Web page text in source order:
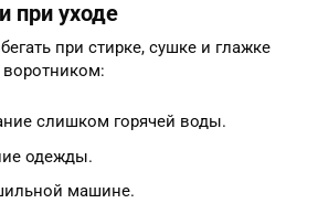
при уходе
при стирке, сушке и глажке
слишком горячей воды.
одежды.
машине.